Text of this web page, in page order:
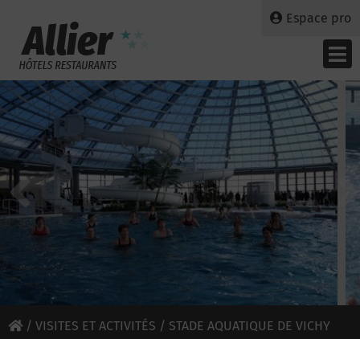
Espace pro
/ VISITES ET ACTIVITÉS / STADE AQUATIQUE DE VICHY